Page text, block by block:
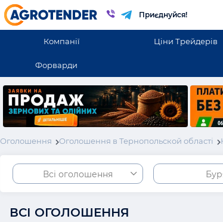
Приєднуйся!
Компанії Ціни Трейдерів
Форварди
Оголошення Оголошення в Тернопольской області
Всі оголошення
ВСІ ОГОЛОШЕННЯ